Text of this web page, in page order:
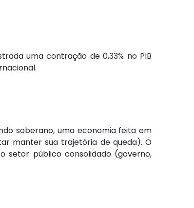
uma contração de 0,33% no PIB
soberano, uma economia feita em
manter sua trajetória de queda). O
setor público consolidado (governo,